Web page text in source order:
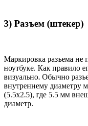
3) Разъем (штекер)
Маркировка разъема не
ноутбуке. Как правило
визуально. Обычно
внутреннему диаметру
(5.5x2.5), где 5.5 мм
диаметр.